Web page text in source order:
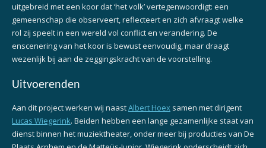
uitgebreid met een koor dat ‘het volk’ vertegenwoordigt: een
gemeenschap die observeert, reflecteert en zich afvraagt welke
rol zij speelt in een wereld vol conflict en verandering. De
enscenering van het koor is bewust eenvoudig, maar draagt
wezenlijk bij aan de zeggingskracht van de voorstelling.
Uitvoerenden
Aan dit project werken wij naastAlbert Hoex samen met dirigent
Lucas Wiegerink. Beiden hebben een lange gezamenlijke staat van
dienst binnen het muziektheater, onder meer bij producties van De